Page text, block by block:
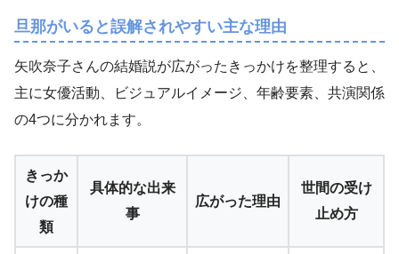
旦那がいると誤解されやすい主な理由
矢吹奈子さんの結婚説が広がったきっかけを整理すると、
主に女優活動、ビジュアルイメージ、年齢要素、共演関係
の4つに分かれます。
きっか
けの種
類
具体的な出来
事
広がった理由
世間の受け
止め方